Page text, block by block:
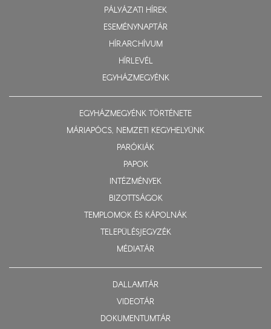
PÁLYÁZATI HÍREK
ESEMÉNYNAPTÁR
HÍRARCHÍVUM
HÍRLEVÉL
EGYHÁZMEGYÉNK
EGYHÁZMEGYÉNK TÖRTÉNETE
MÁRIAPÓCS, NEMZETI KEGYHELYÜNK
PARÓKIÁK
PAPOK
INTÉZMÉNYEK
BIZOTTSÁGOK
TEMPLOMOK ÉS KÁPOLNÁK
TELEPÜLÉSJEGYZÉK
MÉDIATÁR
DALLAMTÁR
VIDEOTÁR
DOKUMENTUMTÁR